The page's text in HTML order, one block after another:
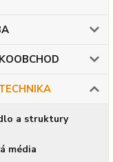
a struktury
média